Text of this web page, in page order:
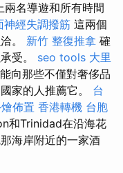
兩名導遊和所有時間
神經失調撥筋 這兩個
。 新竹 整復推拿 確
受。 seo tools 大里
向那些不僅對奢侈品
家的人推薦它。 台
佈置 香港轉機 台胞
和Trinidad在沿海花
海岸附近的一家酒